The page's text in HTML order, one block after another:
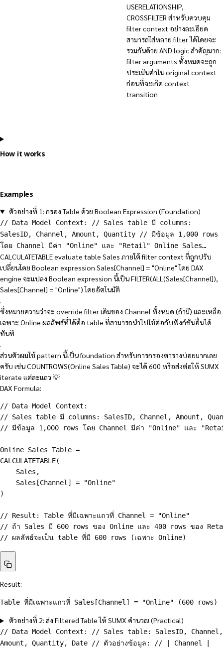
USERELATIONSHIP,
CROSSFILTER สำหรับควบคุม
filter context อย่างละเอียด
สามารถใส่หลาย filter ได้โดยจะ
รวมกันด้วย AND logic สำคัญมาก:
filter arguments ทั้งหมดจะถูก
ประเมินค่าใน original context
ก่อนที่จะเกิด context
transition
How it works
Examples
ตัวอย่างที่ 1: กรอง Table ด้วย Boolean Expression (Foundation)
// Data Model Context: // Sales table มี columns:
SalesID, Channel, Amount, Quantity // มีข้อมูล 1,000 rows
โดย Channel มีค่า "Online" และ "Retail" Online Sales…
CALCULATETABLE evaluate table Sales ภายใต้ filter context ที่ถูกปรับ
เปลี่ยนโดย Boolean expression Sales[Channel] = "Online" โดย DAX
engine จะแปลง Boolean expression นี้เป็น FILTER(ALL(Sales[Channel]),
Sales[Channel] = "Online") โดยอัตโนมัติ
.
ซึ่งหมายความว่าจะ override filter เดิมของ Channel ทั้งหมด (ถ้ามี) และเหลือ
เฉพาะ Online ผลลัพธ์ที่ได้คือ table ที่สามารถนำไปใช้ต่อกับฟังก์ชันอื่นได้
ทันที
.
ส่วนตัวผมใช้ pattern นี้เป็น foundation สำหรับการกรองตารางบ่อยมากเลย
ครับ เช่น COUNTROWS(Online Sales Table) จะได้ 600 หรือส่งต่อให้ SUMX
iterate แต่ละแถว 💡
DAX Formula:
// Data Model Context:
// Sales table มี columns: SalesID, Channel, Amount,
// มีข้อมูล 1,000 rows โดย Channel มีค่า "Online" และ
Online Sales Table =
CALCULATETABLE(
    Sales,
    Sales[Channel] = "Online"
)
// Result: Table ที่มีเฉพาะแถวที่ Channel = "Online"
// ถ้า Sales มี 600 rows ของ Online และ 400 rows ของ
// ผลลัพธ์จะเป็น table ที่มี 600 rows (เฉพาะ Online)
Result:
Table ที่มีเฉพาะแถวที่ Sales[Channel] = "Online" (600 rows)
ตัวอย่างที่ 2: ส่ง Filtered Table ให้ SUMX คำนวณ (Practical)
// Data Model Context: // Sales table: SalesID, Channel,
Amount, Quantity, Date // ตัวอย่างข้อมูล: // | Channel |